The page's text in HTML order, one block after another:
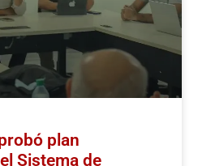
plan
Sistema de